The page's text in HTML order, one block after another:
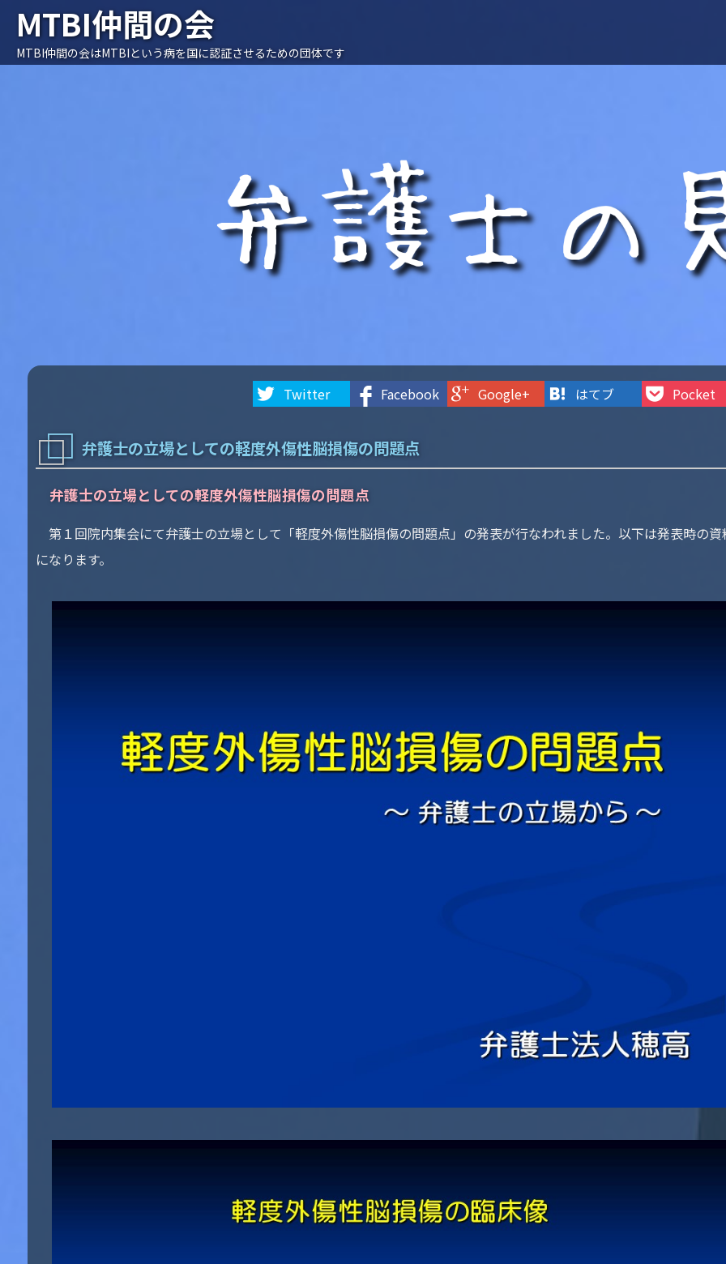
MTBI仲間の会
MTBI仲間の会はMTBIという病を国に認証させるための団体です
弁護士の立場としての軽度外傷性脳損傷の問題点
弁護士の立場としての軽度外傷性脳損傷の問題点
第１回院内集会にて弁護士の立場として「軽度外傷性脳損傷の問題点」の発表が行なわれました。以下は発表時の資
になります。
Twitter Facebook Google+ はてブ Pocket